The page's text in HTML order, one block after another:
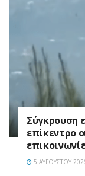
Σύγκρουση
επίκεντρο
5 ΑΥΓΟΎΣΤΟΥ